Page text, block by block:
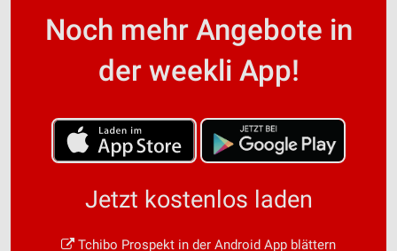
Noch mehr Angebote in
der weekli App!
Jetzt kostenlos laden
Tchibo Prospekt in der Android App blättern